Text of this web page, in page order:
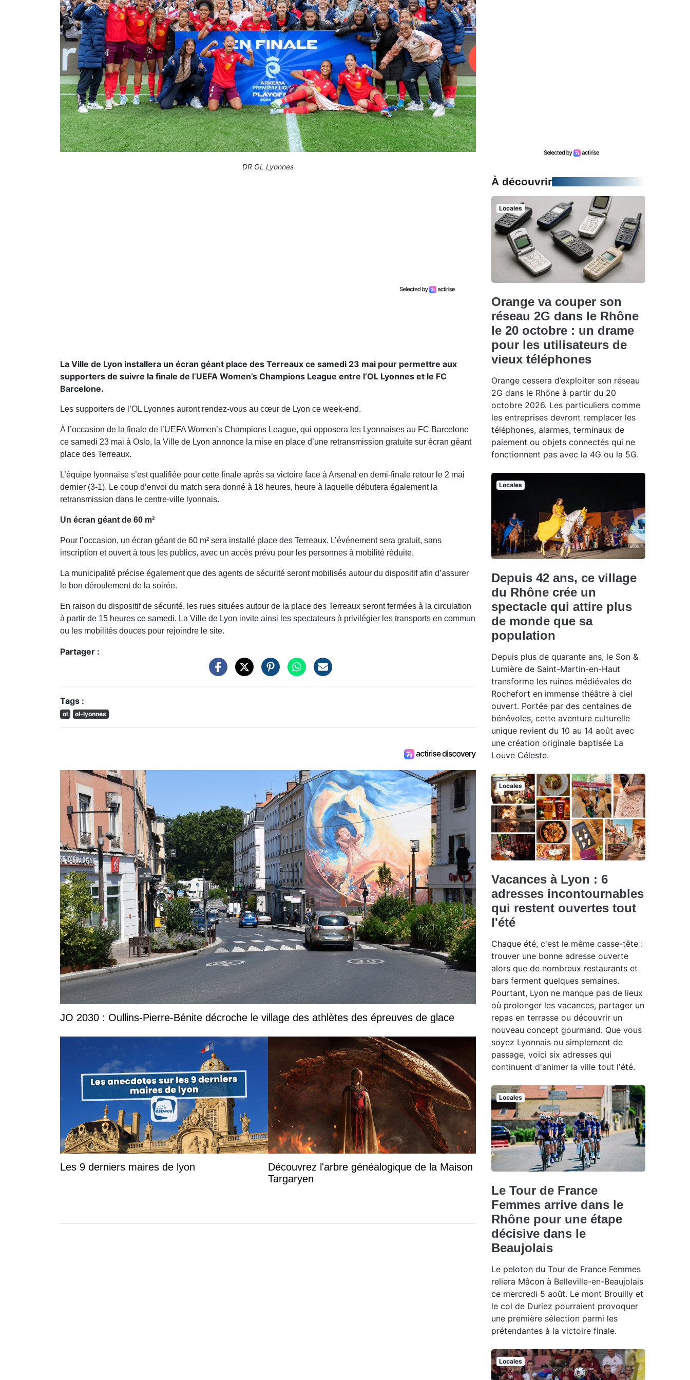
DR OL Lyonnes
La Ville de Lyon installera un écran géant place des Terreaux ce samedi 23 mai pour permettre aux
supporters de suivre la finale de l’UEFA Women’s Champions League entre l’OL Lyonnes et le FC
Barcelone.
Les supporters de l’OL Lyonnes auront rendez-vous au cœur de Lyon ce week-end.
À l’occasion de la finale de l’UEFA Women’s Champions League, qui opposera les Lyonnaises au FC Barcelone
ce samedi 23 mai à Oslo, la Ville de Lyon annonce la mise en place d’une retransmission gratuite sur écran géant
place des Terreaux.
L’équipe lyonnaise s’est qualifiée pour cette finale après sa victoire face à Arsenal en demi-finale retour le 2 mai
dernier (3-1). Le coup d’envoi du match sera donné à 18 heures, heure à laquelle débutera également la
retransmission dans le centre-ville lyonnais.
Un écran géant de 60 m²
Pour l’occasion, un écran géant de 60 m² sera installé place des Terreaux. L’événement sera gratuit, sans
inscription et ouvert à tous les publics, avec un accès prévu pour les personnes à mobilité réduite.
La municipalité précise également que des agents de sécurité seront mobilisés autour du dispositif afin d’assurer
le bon déroulement de la soirée.
En raison du dispositif de sécurité, les rues situées autour de la place des Terreaux seront fermées à la circulation
à partir de 15 heures ce samedi. La Ville de Lyon invite ainsi les spectateurs à privilégier les transports en commun
ou les mobilités douces pour rejoindre le site.
Partager :
Tags :
ol ol-lyonnes
JO 2030 : Oullins-Pierre-Bénite décroche le village des athlètes des épreuves de glace
Les 9 derniers maires de lyon
Découvrez l'arbre généalogique de la Maison
Targaryen
À découvrir
Locales
Orange va couper son
réseau 2G dans le Rhône
le 20 octobre : un drame
pour les utilisateurs de
vieux téléphones
Orange cessera d’exploiter son réseau
2G dans le Rhône à partir du 20
octobre 2026. Les particuliers comme
les entreprises devront remplacer les
téléphones, alarmes, terminaux de
paiement ou objets connectés qui ne
fonctionnent pas avec la 4G ou la 5G.
Locales
Depuis 42 ans, ce village
du Rhône crée un
spectacle qui attire plus
de monde que sa
population
Depuis plus de quarante ans, le Son &
Lumière de Saint-Martin-en-Haut
transforme les ruines médiévales de
Rochefort en immense théâtre à ciel
ouvert. Portée par des centaines de
bénévoles, cette aventure culturelle
unique revient du 10 au 14 août avec
une création originale baptisée La
Louve Céleste.
Locales
Vacances à Lyon : 6
adresses incontournables
qui restent ouvertes tout
l'été
Chaque été, c'est le même casse-tête :
trouver une bonne adresse ouverte
alors que de nombreux restaurants et
bars ferment quelques semaines.
Pourtant, Lyon ne manque pas de lieux
où prolonger les vacances, partager un
repas en terrasse ou découvrir un
nouveau concept gourmand. Que vous
soyez Lyonnais ou simplement de
passage, voici six adresses qui
continuent d'animer la ville tout l'été.
Locales
Le Tour de France
Femmes arrive dans le
Rhône pour une étape
décisive dans le
Beaujolais
Le peloton du Tour de France Femmes
reliera Mâcon à Belleville-en-Beaujolais
ce mercredi 5 août. Le mont Brouilly et
le col de Duriez pourraient provoquer
une première sélection parmi les
prétendantes à la victoire finale.
Locales